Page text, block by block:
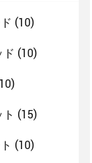
(10)
ド (10)
(15)
(10)